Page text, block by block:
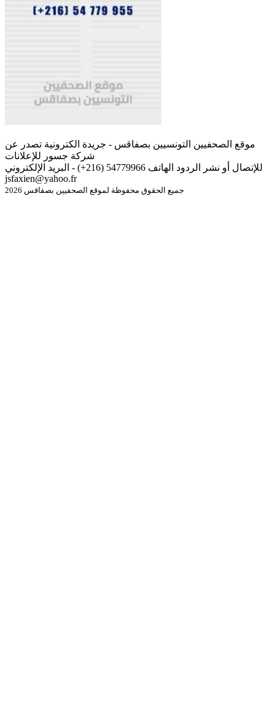
موقع الصحفيين التونسيين بصفاقس - جريدة الكترونية تصدر عن
شركة جسور للإعلانات
للإتصال أو نشر الردود الهاتف 54779966 (216+) - البريد الإلكتروني
jsfaxien@yahoo.fr
جميع الحقوق محفوظة لموقع الصحفيين بصفاقس 2026